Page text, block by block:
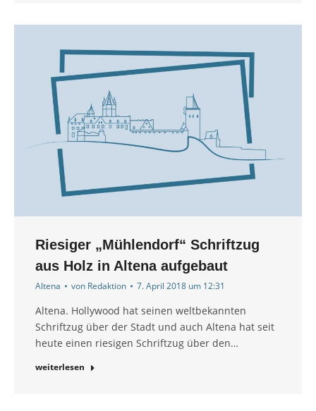
Riesiger „Mühlendorf“ Schriftzug
aus Holz in Altena aufgebaut
Altena von Redaktion 7. April 2018 um 12:31
Altena. Hollywood hat seinen weltbekannten
Schriftzug über der Stadt und auch Altena hat seit
heute einen riesigen Schriftzug über den…
weiterlesen